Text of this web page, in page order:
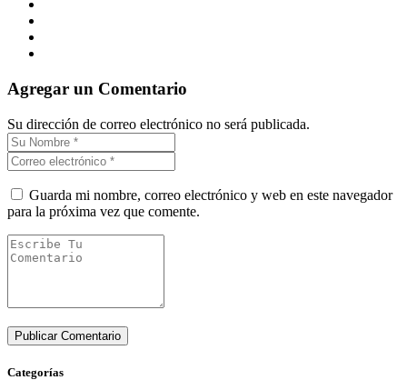
Agregar un Comentario
Su dirección de correo electrónico no será publicada.
Guarda mi nombre, correo electrónico y web en este navegador
para la próxima vez que comente.
Categorías